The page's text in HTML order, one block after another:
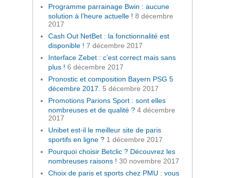
Programme parrainage Bwin : aucune
solution à l’heure actuelle ! 8 décembre
2017
Cash Out NetBet : la fonctionnalité est
disponible ! 7 décembre 2017
Interface Zebet : c’est correct mais sans
plus ! 6 décembre 2017
Pronostic et composition Bayern PSG 5
décembre 2017. 5 décembre 2017
Promotions Parions Sport : sont elles
nombreuses et de qualité ? 4 décembre
2017
Unibet est-il le meilleur site de paris
sportifs en ligne ? 1 décembre 2017
Pourquoi choisir Betclic ? Découvrez les
nombreuses raisons ! 30 novembre 2017
Choix de paris et sports chez PMU : vous